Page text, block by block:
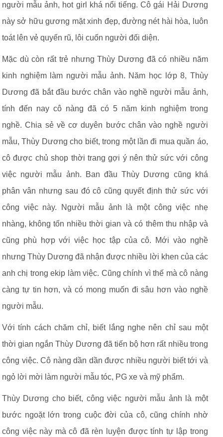
người mẫu ảnh, hot girl khá nổi tiếng. Cô gái Hải Dương
này sở hữu gương mặt xinh đẹp, đường nét hài hòa, luôn
toát lên vẻ quyến rũ, lôi cuốn người đối diện.
Mặc dù còn rất trẻ nhưng Thùy Dương đã có nhiều năm
kinh nghiệm làm người mẫu ảnh. Năm học lớp 8, Thùy
Dương đã bắt đầu bước chân vào nghề người mẫu ảnh,
tính đến nay cô nàng đã có 5 năm kinh nghiệm trong
nghề. Chia sẻ về cơ duyên bước chân vào nghề người
mẫu, Thùy Dương cho biết, trong một lần đi mua quần áo,
cô được chủ shop thời trang gợi ý nên thử sức với công
việc người mẫu ảnh. Ban đầu Thùy Dương cũng khá
phân vân nhưng sau đó cô cũng quyết định thử sức với
công việc này. Người mẫu ảnh là một công việc nhẹ
nhàng, không tốn nhiều thời gian và có thêm thu nhập và
cũng phù hợp với việc học tập của cô. Mới vào nghề
nhưng Thùy Dương đã nhận được nhiều lời khen của các
anh chị trong ekip làm việc. Cũng chính vì thế mà cô nàng
càng tự tin hơn, và có mong muốn đi sâu hơn vào nghề
người mẫu.
Với tính cách chăm chỉ, biết lắng nghe nên chỉ sau một
thời gian ngắn Thùy Dương đã tiến bộ hơn rất nhiều trong
công việc. Cô nàng dần dần được nhiều người biết tới và
ngỏ lời mời làm người mẫu tóc, PG xe và mỹ phẩm.
Thùy Dương cho biết, công việc người mẫu ảnh là một
bước ngoặt lớn trong cuộc đời của cô, cũng chính nhờ
công việc này mà cô đã rèn luyện được tính tự lập trong